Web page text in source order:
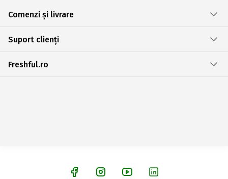
Comenzi și livrare
Suport clienți
Freshful.ro